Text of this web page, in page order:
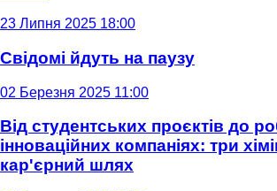
23 Липня 2025 18:00
Свідомі йдуть на паузу
02 Березня 2025 11:00
Від студентських проєктів до
інноваційних компаніях: три
кар'єрний шлях